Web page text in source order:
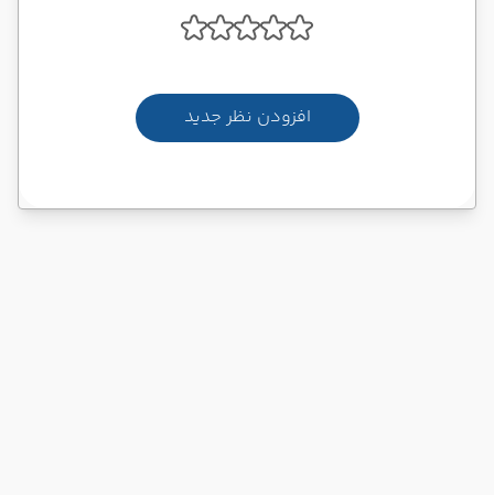
افزودن نظر جدید